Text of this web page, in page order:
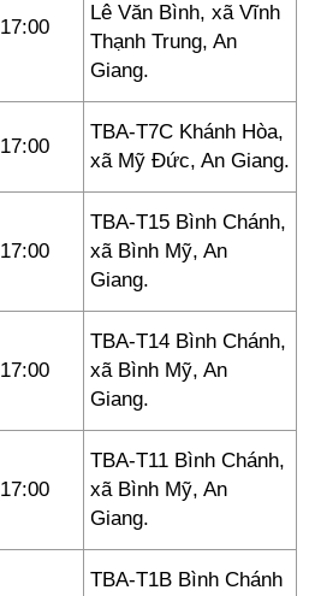
17:00
Lê Văn Bình, xã Vĩnh
Thạnh Trung, An
Giang.
17:00
TBA-T7C Khánh Hòa,
xã Mỹ Đức, An Giang.
17:00
TBA-T15 Bình Chánh,
xã Bình Mỹ, An
Giang.
17:00
TBA-T14 Bình Chánh,
xã Bình Mỹ, An
Giang.
17:00
TBA-T11 Bình Chánh,
xã Bình Mỹ, An
Giang.
TBA-T1B Bình Chánh